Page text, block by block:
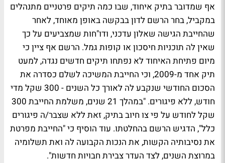
אף שמדובר בתיק איחוד, שבו כמה תיקים פרטניים מתנהלים
במקביל, בחר הרשם לדון בבקשה באופן מאוחד, לאחר
שהחייבת הגישה שאלון עדכני, ודו"חות שמצביעים על כך
שאין לה תוכניות חיסכון או קופות גמל. הרשם אף ציין כי
מיום פתיחת האיחוד לא נפתחו תיקים חדשים נגדה, למעט
תיק אחד מ-2009, וכי החייבת המשיכה לשלם כסדרה את
הסכום החודשי שנקבע לה לאורך כל השנים - 300 שקל מדי
חודש, ללא פיגורים. "במהלך 21 שנים, משלמת החייבת 300
שקל לחודש על פי צו חיוב בתיק, זאת ללא שצבר/ה פיגורים
כלל", הדגיש הרשם בהחלטתו. עוד הוסיף כי "החייבת מפרטת
את נסיבותיה הקשות, את הנכות הקבועה לה ואת תשלומיה
במרוצת השנים, לצד העדר צבירת חבויות חדשות".